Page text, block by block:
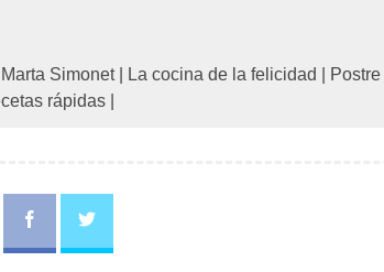
Marta Simonet| La cocina de la felicidad Postre
rápidas